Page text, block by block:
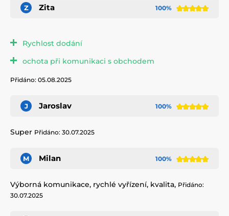
Z Zita 100%
Rychlost dodání
ochota při komunikaci s obchodem
Přidáno: 05.08.2025
J Jaroslav 100%
Super Přidáno: 30.07.2025
M Milan 100%
Výborná komunikace, rychlé vyřízení, kvalita, Přidáno:
30.07.2025